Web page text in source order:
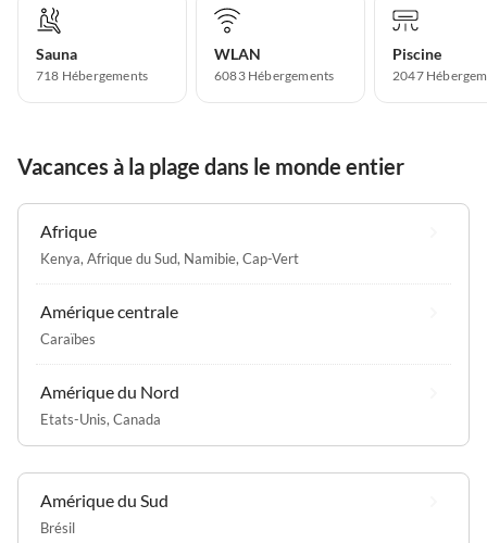
Sauna
718 Hébergements
WLAN
6083 Hébergements
Piscine
2047
Vacances à la plage dans le monde entier
Afrique
Kenya, Afrique du Sud, Namibie, Cap-Vert
Amérique centrale
Caraïbes
Amérique du Nord
Etats-Unis, Canada
Amérique du Sud
Brésil